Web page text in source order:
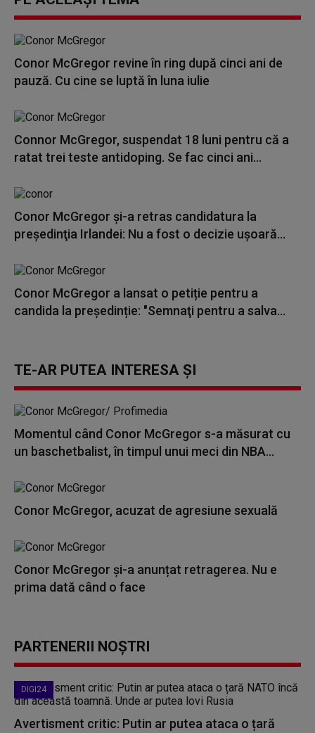
Conor McGregor revine în ring după cinci ani de
pauză. Cu cine se luptă în luna iulie
Connor McGregor, suspendat 18 luni pentru că a
ratat trei teste antidoping. Se fac cinci ani...
Conor McGregor şi-a retras candidatura la
preşedinţia Irlandei: Nu a fost o decizie uşoară...
Conor McGregor a lansat o petiție pentru a
candida la președinție: "Semnaţi pentru a salva...
TE-AR PUTEA INTERESA ȘI
Momentul când Conor McGregor s-a măsurat cu
un baschetbalist, în timpul unui meci din NBA...
Conor McGregor, acuzat de agresiune sexuală
Conor McGregor și-a anunțat retragerea. Nu e
prima dată când o face
PARTENERII NOȘTRI
DIGI24
Avertisment critic: Putin ar putea ataca o țară